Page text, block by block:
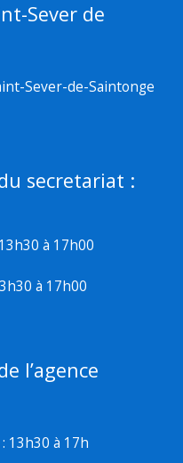
Sever de
Sever-de-Saintonge
secretariat :
à 17h00
à 17h00
l’agence
13h30 à 17h